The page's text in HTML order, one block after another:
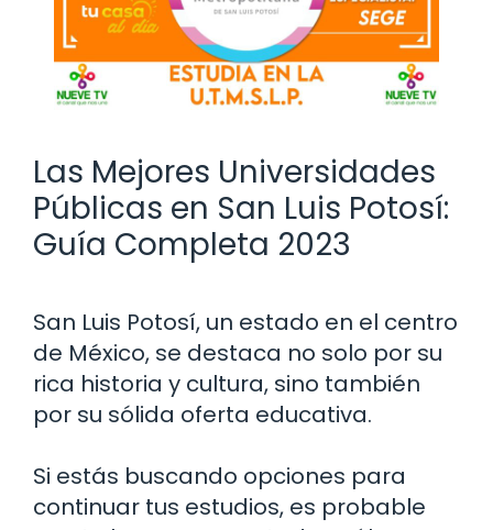
Las Mejores Universidades
Públicas en San Luis Potosí:
Guía Completa 2023
San Luis Potosí, un estado en el centro
de México, se destaca no solo por su
rica historia y cultura, sino también
por su sólida oferta educativa.
Si estás buscando opciones para
continuar tus estudios, es probable